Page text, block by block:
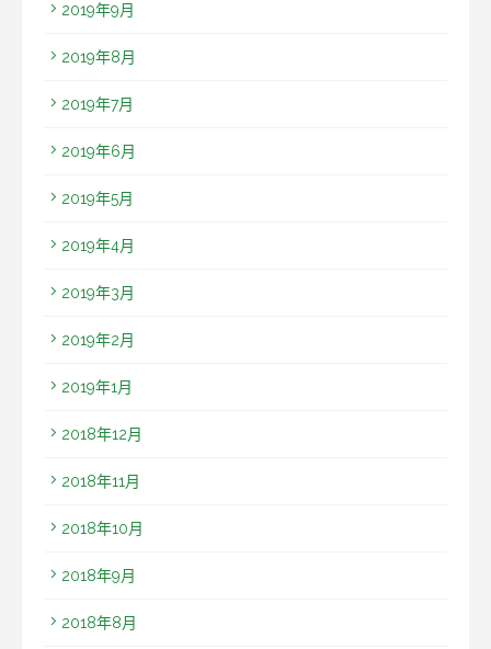
2019年9月
2019年8月
2019年7月
2019年6月
2019年5月
2019年4月
2019年3月
2019年2月
2019年1月
2018年12月
2018年11月
2018年10月
2018年9月
2018年8月